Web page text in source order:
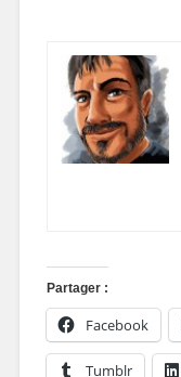
Partager :
Facebook
Tumblr